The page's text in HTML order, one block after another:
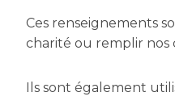
Ces renseignements
charité ou remplir nos
Ils sont également